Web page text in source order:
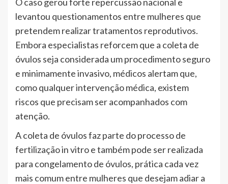
levantou questionamentos entre mulheres que
pretendem realizar tratamentos reprodutivos.
Embora especialistas reforcem que a coleta de
óvulos seja considerada um procedimento seguro
e minimamente invasivo, médicos alertam que,
como qualquer intervenção médica, existem
riscos que precisam ser acompanhados com
atenção.
A coleta de óvulos faz parte do processo de
fertilização in vitro e também pode ser realizada
para congelamento de óvulos, prática cada vez
mais comum entre mulheres que desejam adiar a